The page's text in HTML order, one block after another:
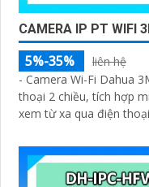
CAMERA IP PT WIFI
5%-35%
liên hệ
- Camera Wi-Fi Dahua
thoại 2 chiều, tích hợp
xem từ xa qua điện thoại